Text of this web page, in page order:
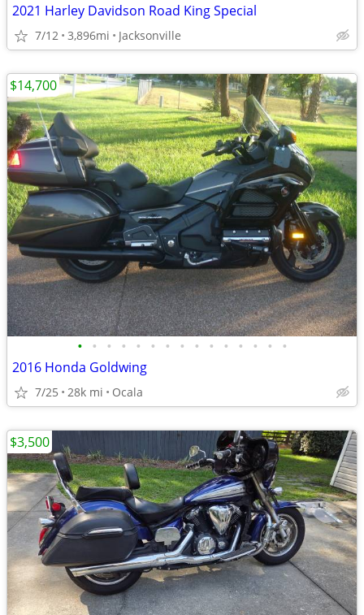
2021 Harley Davidson Road King Special
7/12 3,896mi Jacksonville
• • • • • • • • • • • • • • •
2016 Honda Goldwing
7/25 28k mi Ocala
$14,700
$3,500